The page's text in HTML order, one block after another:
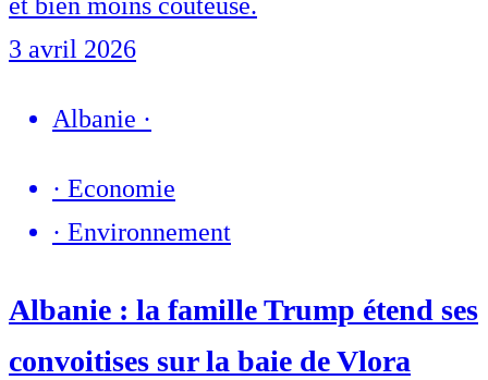
et bien moins coûteuse.
3 avril 2026
Albanie ·
· Economie
· Environnement
Albanie : la famille Trump étend ses
convoitises sur la baie de Vlora